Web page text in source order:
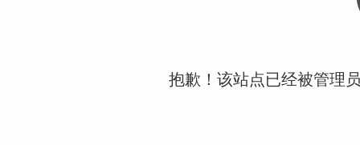
抱歉！该站点已经被管理